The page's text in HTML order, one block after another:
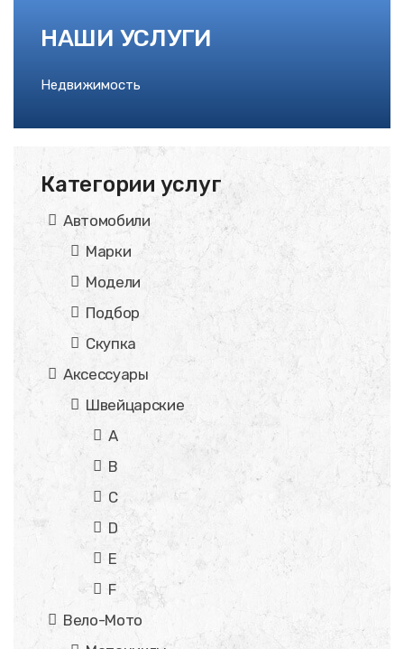
НАШИ УСЛУГИ
Недвижимость
Категории услуг
Автомобили
Марки
Модели
Подбор
Скупка
Аксессуары
Швейцарские
A
B
C
D
E
F
Вело-Мото